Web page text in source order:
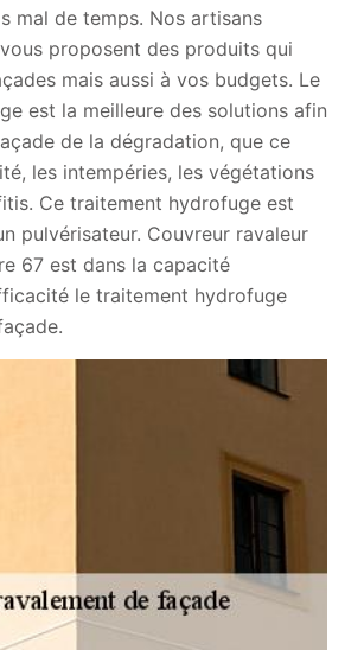
mal de temps. Nos artisans
proposent des produits qui
mais aussi à vos budgets. Le
est la meilleure des solutions afin
de la dégradation, que ce
les intempéries, les végétations
Ce traitement hydrofuge est
pulvérisateur. Couvreur ravaleur
67 est dans la capacité
le traitement hydrofuge